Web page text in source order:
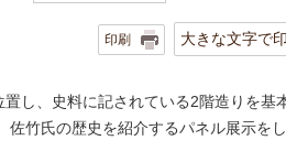
印刷 大きな文字で
し、史料に記されている2階造りを基
竹氏の歴史を紹介するパネル展示を